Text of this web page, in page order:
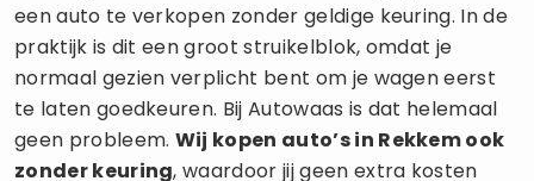
een auto te verkopen zonder geldige keuring. In de
praktijk is dit een groot struikelblok, omdat je
normaal gezien verplicht bent om je wagen eerst
te laten goedkeuren. Bij Autowaas is dat helemaal
geen probleem. Wij kopen auto’s in Rekkem ook
zonder keuring, waardoor jij geen extra kosten